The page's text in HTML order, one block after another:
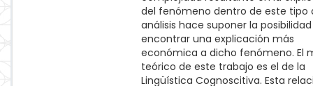
del fenómeno dentro de este tipo
análisis hace suponer la
encontrar una explicación más
económica a dicho fenómeno. El
teórico de este trabajo es el de la
Lingüística Cognoscitiva. Esta